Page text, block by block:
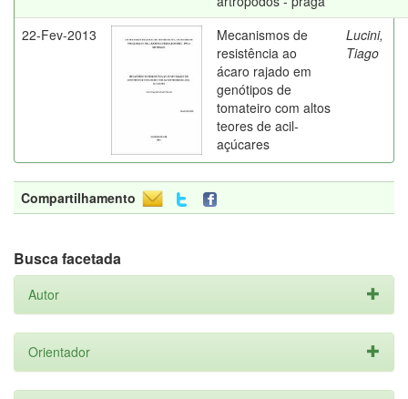
22-Fev-2013
Mecanismos de
resistência ao
ácaro rajado em
genótipos de
tomateiro com altos
teores de acil-
açúcares
Lucini,
Tiago
Compartilhamento
Busca facetada
Autor
Orientador